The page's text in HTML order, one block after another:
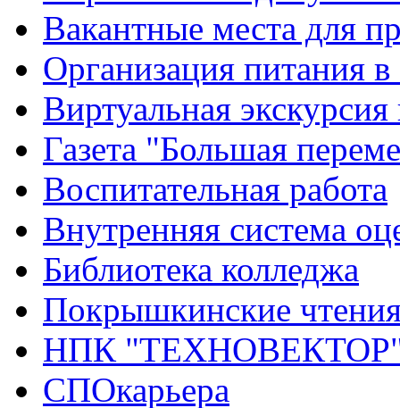
Вакантные места для
Организация питания в
Виртуальная
Газета "Большая
Воспитательная работа
Внутренняя система
Библиотека колледжа
Покрышкинские
НПК
СПОкарьера